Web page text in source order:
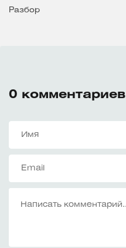
Разбор
0 комментариев